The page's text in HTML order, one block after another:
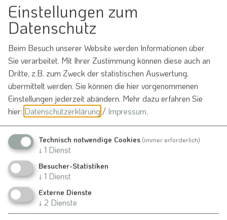
Möchten Sie vonOpenStreetMap/Leaflet
bereitgestellte externe Inhalte laden?
Ja Immer
St. Georgs Kirche
Dannhauser Straße 8
91790 Bergen
Veranstalter
Einstellungen zum
Datenschutz
Beim Besuch unserer Website werden Informationen über
Sie verarbeitet. Mit Ihrer Zustimmung können diese auch an
Dritte, z.B. zum Zweck der statistischen Auswertung,
übermittelt werden. Sie können die hier vorgenommenen
Einstellungen jederzeit abändern. Mehr dazu erfahren Sie
hier: Datenschutzerklärung/ Impressum.
Technisch notwendige Cookies (immer erforderlich)
↓ 1 Dienst
Besucher-Statistiken
↓ 1 Dienst
Externe Dienste
↓ 2 Dienste